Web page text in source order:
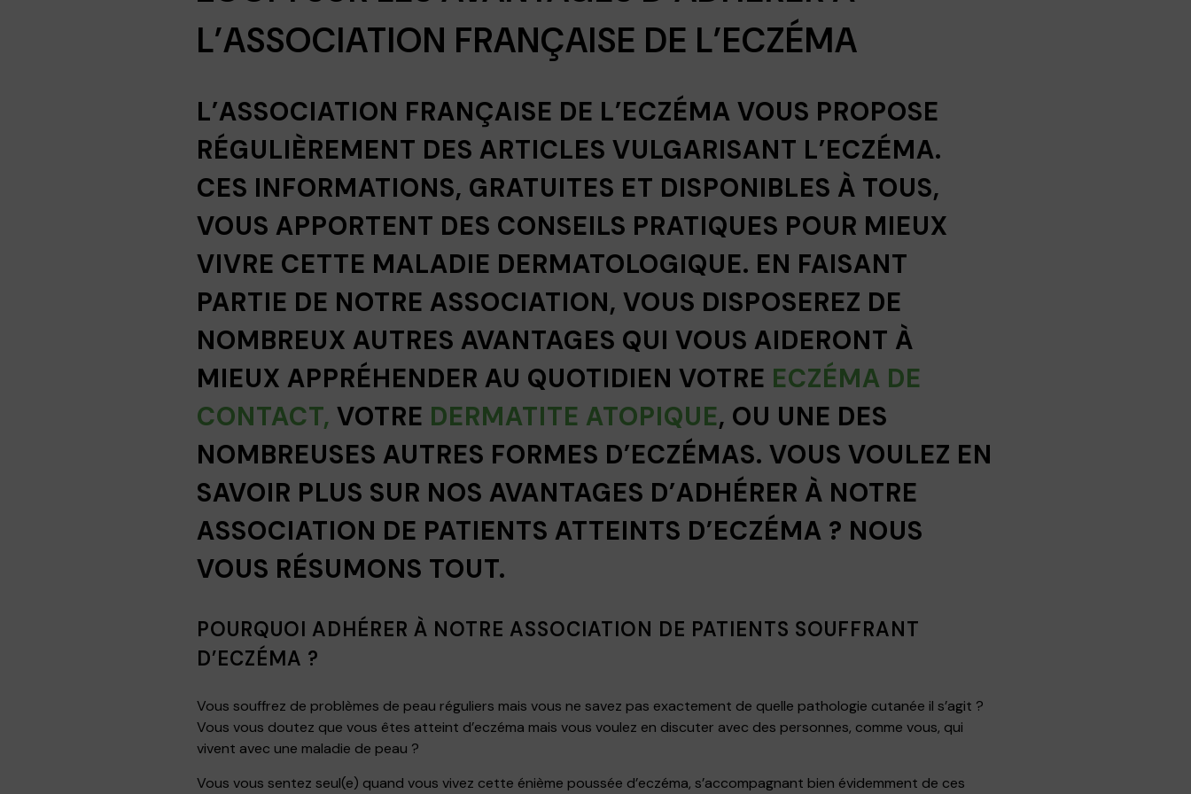
L’ASSOCIATION FRANÇAISE DE L’ECZÉMA
L’ASSOCIATION FRANÇAISE DE L’ECZÉMA VOUS PROPOSE
RÉGULIÈREMENT DES ARTICLES VULGARISANT L’ECZÉMA.
CES INFORMATIONS, GRATUITES ET DISPONIBLES À TOUS,
VOUS APPORTENT DES CONSEILS PRATIQUES POUR MIEUX
VIVRE CETTE MALADIE DERMATOLOGIQUE. EN FAISANT
PARTIE DE NOTRE ASSOCIATION, VOUS DISPOSEREZ DE
NOMBREUX AUTRES AVANTAGES QUI VOUS AIDERONT À
MIEUX APPRÉHENDER AU QUOTIDIEN VOTRE ECZÉMA DE
CONTACT, VOTRE DERMATITE ATOPIQUE, OU UNE DES
NOMBREUSES AUTRES FORMES D’ECZÉMAS. VOUS VOULEZ EN
SAVOIR PLUS SUR NOS AVANTAGES D’ADHÉRER À NOTRE
ASSOCIATION DE PATIENTS ATTEINTS D’ECZÉMA ? NOUS
VOUS RÉSUMONS TOUT.
POURQUOI ADHÉRER À NOTRE ASSOCIATION DE PATIENTS SOUFFRANT
D’ECZÉMA ?
Vous souffrez de problèmes de peau réguliers mais vous ne savez pas exactement de quelle pathologie cutanée il s’agit ?
Vous vous doutez que vous êtes atteint d’eczéma mais vous voulez en discuter avec des personnes, comme vous, qui
vivent avec une maladie de peau ?
Vous vous sentez seul(e) quand vous vivez cette énième poussée d’eczéma, s’accompagnant bien évidemment de ces